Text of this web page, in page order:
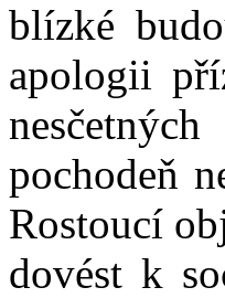
blízké
apologii
pochodeň
Rostoucí
dovést k